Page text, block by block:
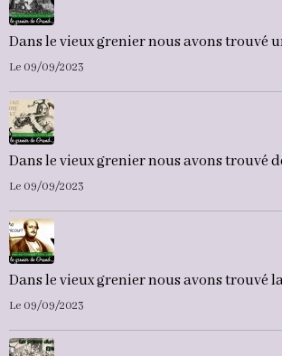
Dans le vieux grenier nous avons trouvé
Le 09/09/2023
Dans le vieux grenier nous avons trouvé
Le 09/09/2023
Dans le vieux grenier nous avons trouvé
Le 09/09/2023